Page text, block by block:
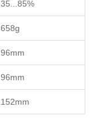
35...85%
658g
96mm
96mm
152mm